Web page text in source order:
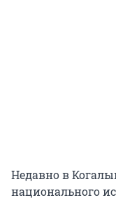
Недавно в
национального